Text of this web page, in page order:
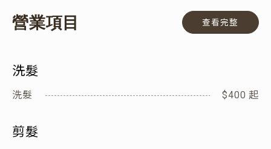
查看完整
營業項目
洗髮
洗髮 $400 起
剪髮